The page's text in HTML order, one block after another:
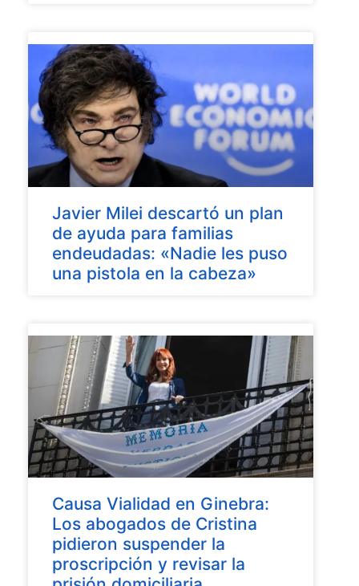
Javier Milei descartó un plan
de ayuda para familias
endeudadas: «Nadie les puso
una pistola en la cabeza»
Causa Vialidad en Ginebra:
Los abogados de Cristina
pidieron suspender la
proscripción y revisar la